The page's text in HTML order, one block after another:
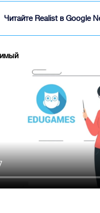
Читайте Realist в Google